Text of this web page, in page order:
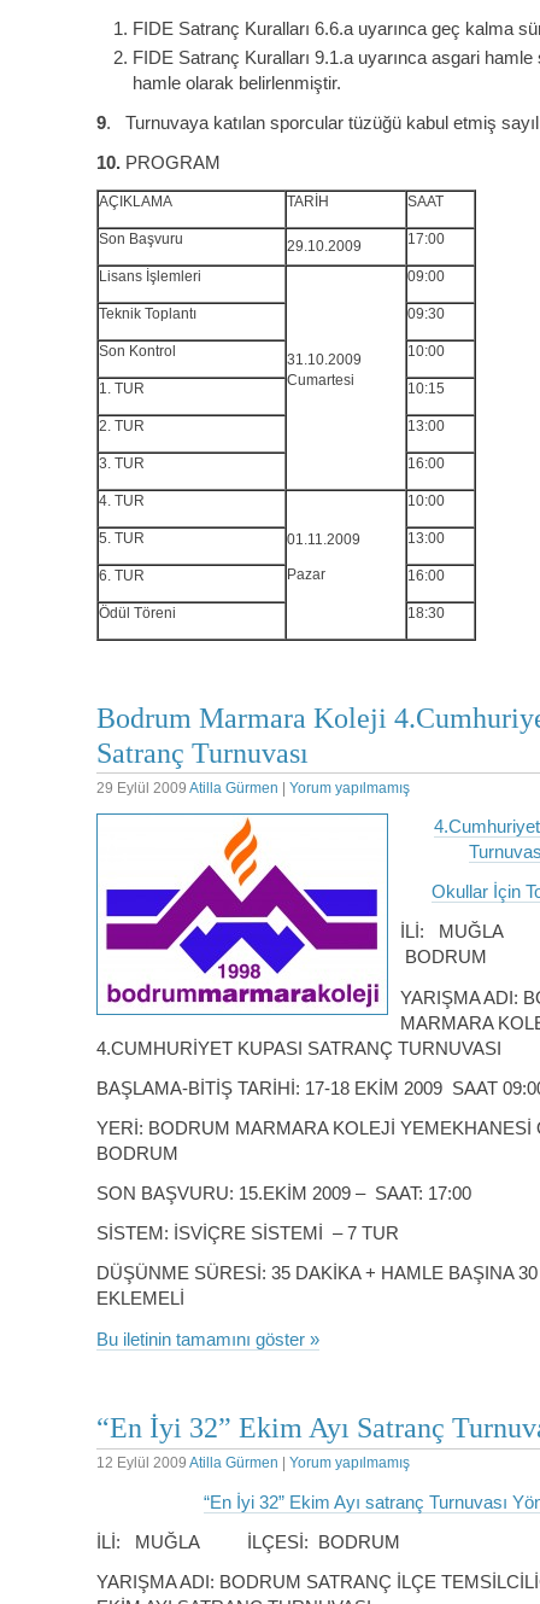
FIDE Satranç Kuralları 6.6.a uyarınca geç kalma
FIDE Satranç Kuralları 9.1.a uyarınca asgari hamle
hamle olarak belirlenmiştir.
9. Turnuvaya katılan sporcular tüzüğü kabul etmiş
10. PROGRAM
AÇIKLAMA TARİH SAAT
Son Başvuru 29.10.2009 17:00
Lisans İşlemleri
31.10.2009
Cumartesi
09:00
Teknik Toplantı 09:30
Son Kontrol 10:00
1. TUR 10:15
2. TUR 13:00
3. TUR 16:00
4. TUR
01.11.2009
Pazar
10:00
5. TUR 13:00
6. TUR 16:00
Ödül Töreni 18:30
Bodrum Marmara Koleji
Satranç Turnuvası
29 Eylül 2009 Atilla Gürmen Yorum yapılmamış
Okullar İçin
İLİ: MUĞLA
BODRUM
YARIŞMA ADI:
MARMARA
4.CUMHURİYET KUPASI SATRANÇ TURNUVASI
BAŞLAMA-BİTİŞ TARİHİ: 17-18 EKİM 2009 SAAT
YERİ: BODRUM MARMARA KOLEJİ YEMEKHANESİ
BODRUM
SON BAŞVURU: 15.EKİM 2009 – SAAT: 17:00
SİSTEM: İSVİÇRE SİSTEMİ – 7 TUR
DÜŞÜNME SÜRESİ: 35 DAKİKA + HAMLE BAŞINA
EKLEMELİ
Bu iletinin tamamını göster »
“En İyi 32” Ekim Ayı Satranç
12 Eylül 2009 Atilla Gürmen Yorum yapılmamış
“En İyi 32” Ekim Ayı satranç Turnuvası
İLİ: MUĞLA İLÇESİ: BODRUM
YARIŞMA ADI: BODRUM SATRANÇ İLÇE